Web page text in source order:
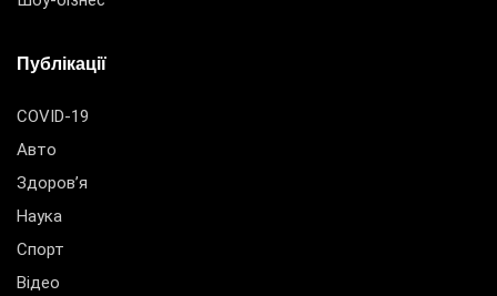
Публікації
COVID-19
Авто
Здоров’я
Наука
Спорт
Відео